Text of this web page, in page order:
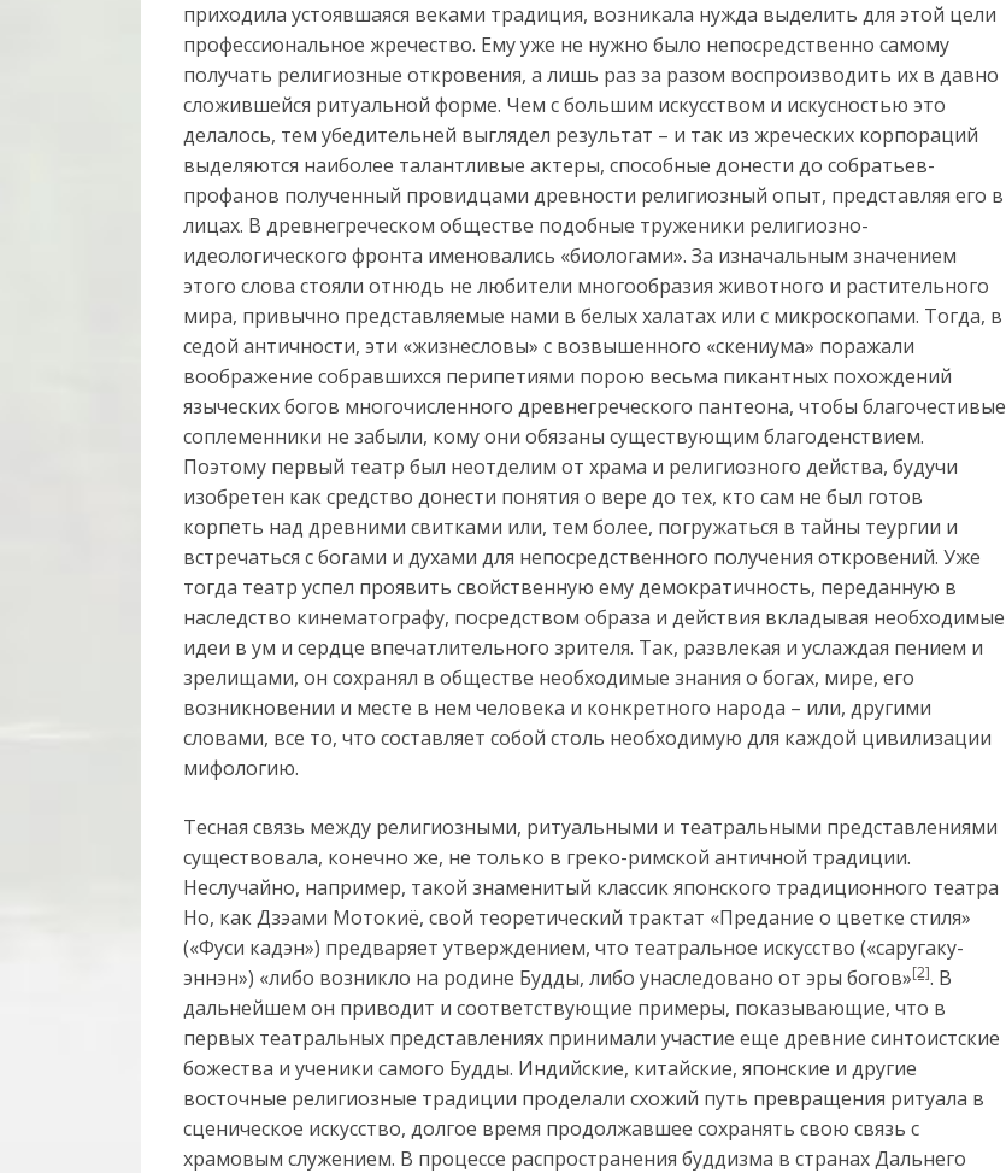
приходила устоявшаяся веками традиция, возникала нужда выделить для этой цели
профессиональное жречество. Ему уже не нужно было непосредственно самому
получать религиозные откровения, а лишь раз за разом воспроизводить их в давно
сложившейся ритуальной форме. Чем с большим искусством и искусностью это
делалось, тем убедительней выглядел результат – и так из жреческих корпораций
выделяются наиболее талантливые актеры, способные донести до собратьев-
профанов полученный провидцами древности религиозный опыт, представляя его в
лицах. В древнегреческом обществе подобные труженики религиозно-
идеологического фронта именовались «биологами». За изначальным значением
этого слова стояли отнюдь не любители многообразия животного и растительного
мира, привычно представляемые нами в белых халатах или с микроскопами. Тогда, в
седой античности, эти «жизнесловы» с возвышенного «скениума» поражали
воображение собравшихся перипетиями порою весьма пикантных похождений
языческих богов многочисленного древнегреческого пантеона, чтобы благочестивые
соплеменники не забыли, кому они обязаны существующим благоденствием.
Поэтому первый театр был неотделим от храма и религиозного действа, будучи
изобретен как средство донести понятия о вере до тех, кто сам не был готов
корпеть над древними свитками или, тем более, погружаться в тайны теургии и
встречаться с богами и духами для непосредственного получения откровений. Уже
тогда театр успел проявить свойственную ему демократичность, переданную в
наследство кинематографу, посредством образа и действия вкладывая необходимые
идеи в ум и сердце впечатлительного зрителя. Так, развлекая и услаждая пением и
зрелищами, он сохранял в обществе необходимые знания о богах, мире, его
возникновении и месте в нем человека и конкретного народа – или, другими
словами, все то, что составляет собой столь необходимую для каждой цивилизации
мифологию.
Тесная связь между религиозными, ритуальными и театральными представлениями
существовала, конечно же, не только в греко-римской античной традиции.
Неслучайно, например, такой знаменитый классик японского традиционного театра
Но, как Дзэами Мотокиё, свой теоретический трактат «Предание о цветке стиля»
(«Фуси кадэн») предваряет утверждением, что театральное искусство («саругаку-
эннэн») «либо возникло на родине Будды, либо унаследовано от эры богов»[2]. В
дальнейшем он приводит и соответствующие примеры, показывающие, что в
первых театральных представлениях принимали участие еще древние синтоистские
божества и ученики самого Будды. Индийские, китайские, японские и другие
восточные религиозные традиции проделали схожий путь превращения ритуала в
сценическое искусство, долгое время продолжавшее сохранять свою связь с
храмовым служением. В процессе распространения буддизма в странах Дальнего